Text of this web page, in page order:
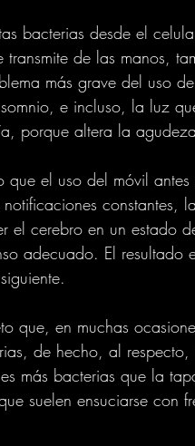
bacterias desde el
de las manos,
más grave del uso
e incluso, la luz
porque altera la
que el uso del móvil
constantes,
el cerebro en un estado
adecuado. El resultado
que, en muchas
de hecho, al
más bacterias que la
suelen ensuciarse con